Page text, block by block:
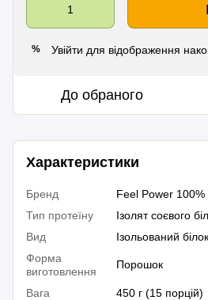
% Увійти для відображення
До обраного
Характеристики
Бренд
Feel Power 100%
Тип протеїну
Ізолят соєвого
Вид
Ізольований білок
Форма
виготовлення
Порошок
Вага
450 г (15 порцій)